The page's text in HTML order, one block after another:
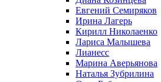
Евгений Семиряков
Ирина Лагерь
Кирилл Николаенко
Лариса Малышева
Лианесс
Марина Аверьянова
Наталья Зубрилина